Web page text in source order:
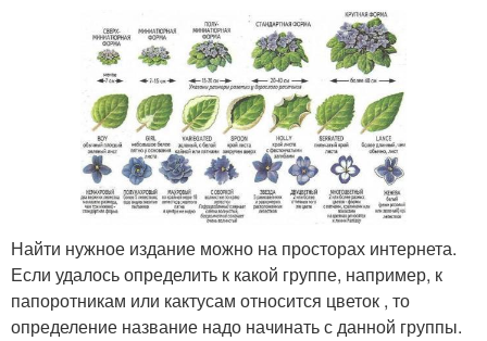
Найти нужное издание можно на просторах интернета.
Если удалось определить к какой группе, например, к
папоротникам или кактусам относится цветок , то
определение название надо начинать с данной группы.